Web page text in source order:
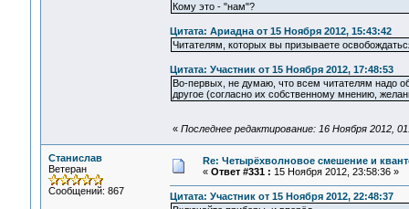
Кому это - "нам"?
Цитата: Ариадна от 15 Ноября 2012, 15:43:42
Читателям, которых вы призываете
Цитата: Участник от 15 Ноября 2012, 17:48:53
Во-первых, не думаю, что всем читателям надо
другое (согласно их собственному мнению,
« Последнее редактирование: 16 Ноября 2012,
Станислав
Ветеран
Сообщений: 867
Re: Четырёхволновое смешение и
« Ответ #331 : 15 Ноября 2012, 23:58:36 »
Цитата: Участник от 15 Ноября 2012, 22:48:37